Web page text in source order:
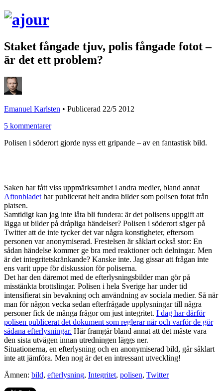
Staket fångade tjuv, polis fångade fotot –
är det ett problem?
Emanuel Karlsten • Publicerad 22/5 2012
5 kommentarer
Polisen i söderort gjorde nyss ett gripande – av en fantastisk bild.
Saken har fått viss uppmärksamhet i andra medier, bland annat
Aftonbladet har publicerat helt andra bilder som polisen fotat från
platsen.
Samtidigt kan jag inte låta bli fundera: är det polisens uppgift att
lägga ut bilder på dråpliga händelser? Polisen i söderort säger på
Twitter att de inte tycker det var några konstigheter, eftersom
personen var anonymiserad. Frestelsen är såklart också stor: En
sådan händelse kommer ge bra med reaktioner och delningar. Men
är det integritetskränkande? Kanske inte. Jag gissar att frågan inte
ens varit uppe för diskussion för poliserna.
Det har den däremot med de efterlysningsbilder man gör på
misstänkta brottslingar. Polisen i hela Sverige har under tid
intensifierat sin bevakning och användning av sociala medier. Så när
man för någon vecka sedan efterfrågade upplysningar till några
personer fick de många frågor om just integritet. I dag har därför
polisen publicerat det dokument som reglerar när och varför de gör
sådana efterlysningar. Här framgår bland annat att det måste vara
den sista utvägen innan utredningen läggs ner.
Situationerna, en efterlysning och en anonymiserad bild, går såklart
inte att jämföra. Men nog är det en intressant utveckling!
Ämnen: bild, efterlysning, Integritet, polisen, Twitter